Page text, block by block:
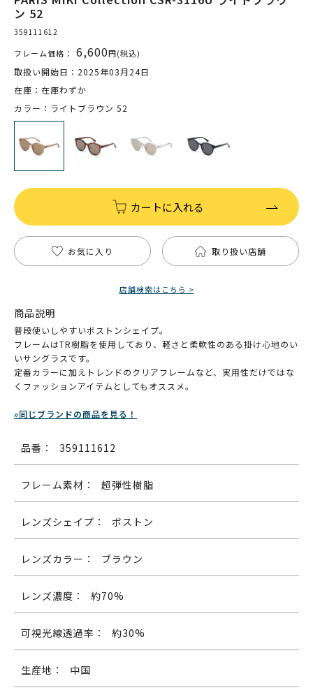
ン 52
359111612
フレーム価格： 6,600円(税込)
取扱い開始日：2025年03月24日
在庫：在庫わずか
カラー：ライトブラウン 52
カートに入れる
お気に入り 取り扱い店舗
店舗検索はこちら >
商品説明
普段使いしやすいボストンシェイプ。
フレームはTR樹脂を使用しており、軽さと柔軟性のある掛け心地のい
いサングラスです。
定番カラーに加えトレンドのクリアフレームなど、実用性だけではな
くファッションアイテムとしてもオススメ。
»同じブランドの商品を見る！
品番： 359111612
フレーム素材： 超弾性樹脂
レンズシェイプ： ボストン
レンズカラー： ブラウン
レンズ濃度： 約70%
可視光線透過率： 約30%
生産地： 中国